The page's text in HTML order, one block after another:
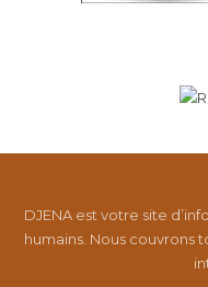
DJENA est votre site
humains. Nous couvrons